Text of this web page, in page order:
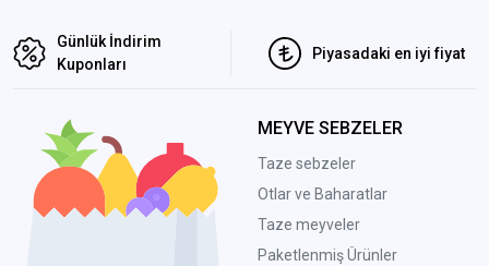
Günlük İndirim
Kuponları
Piyasadaki en iyi fiyat
MEYVE SEBZELER
Taze sebzeler
Otlar ve Baharatlar
Taze meyveler
Paketlenmiş Ürünler